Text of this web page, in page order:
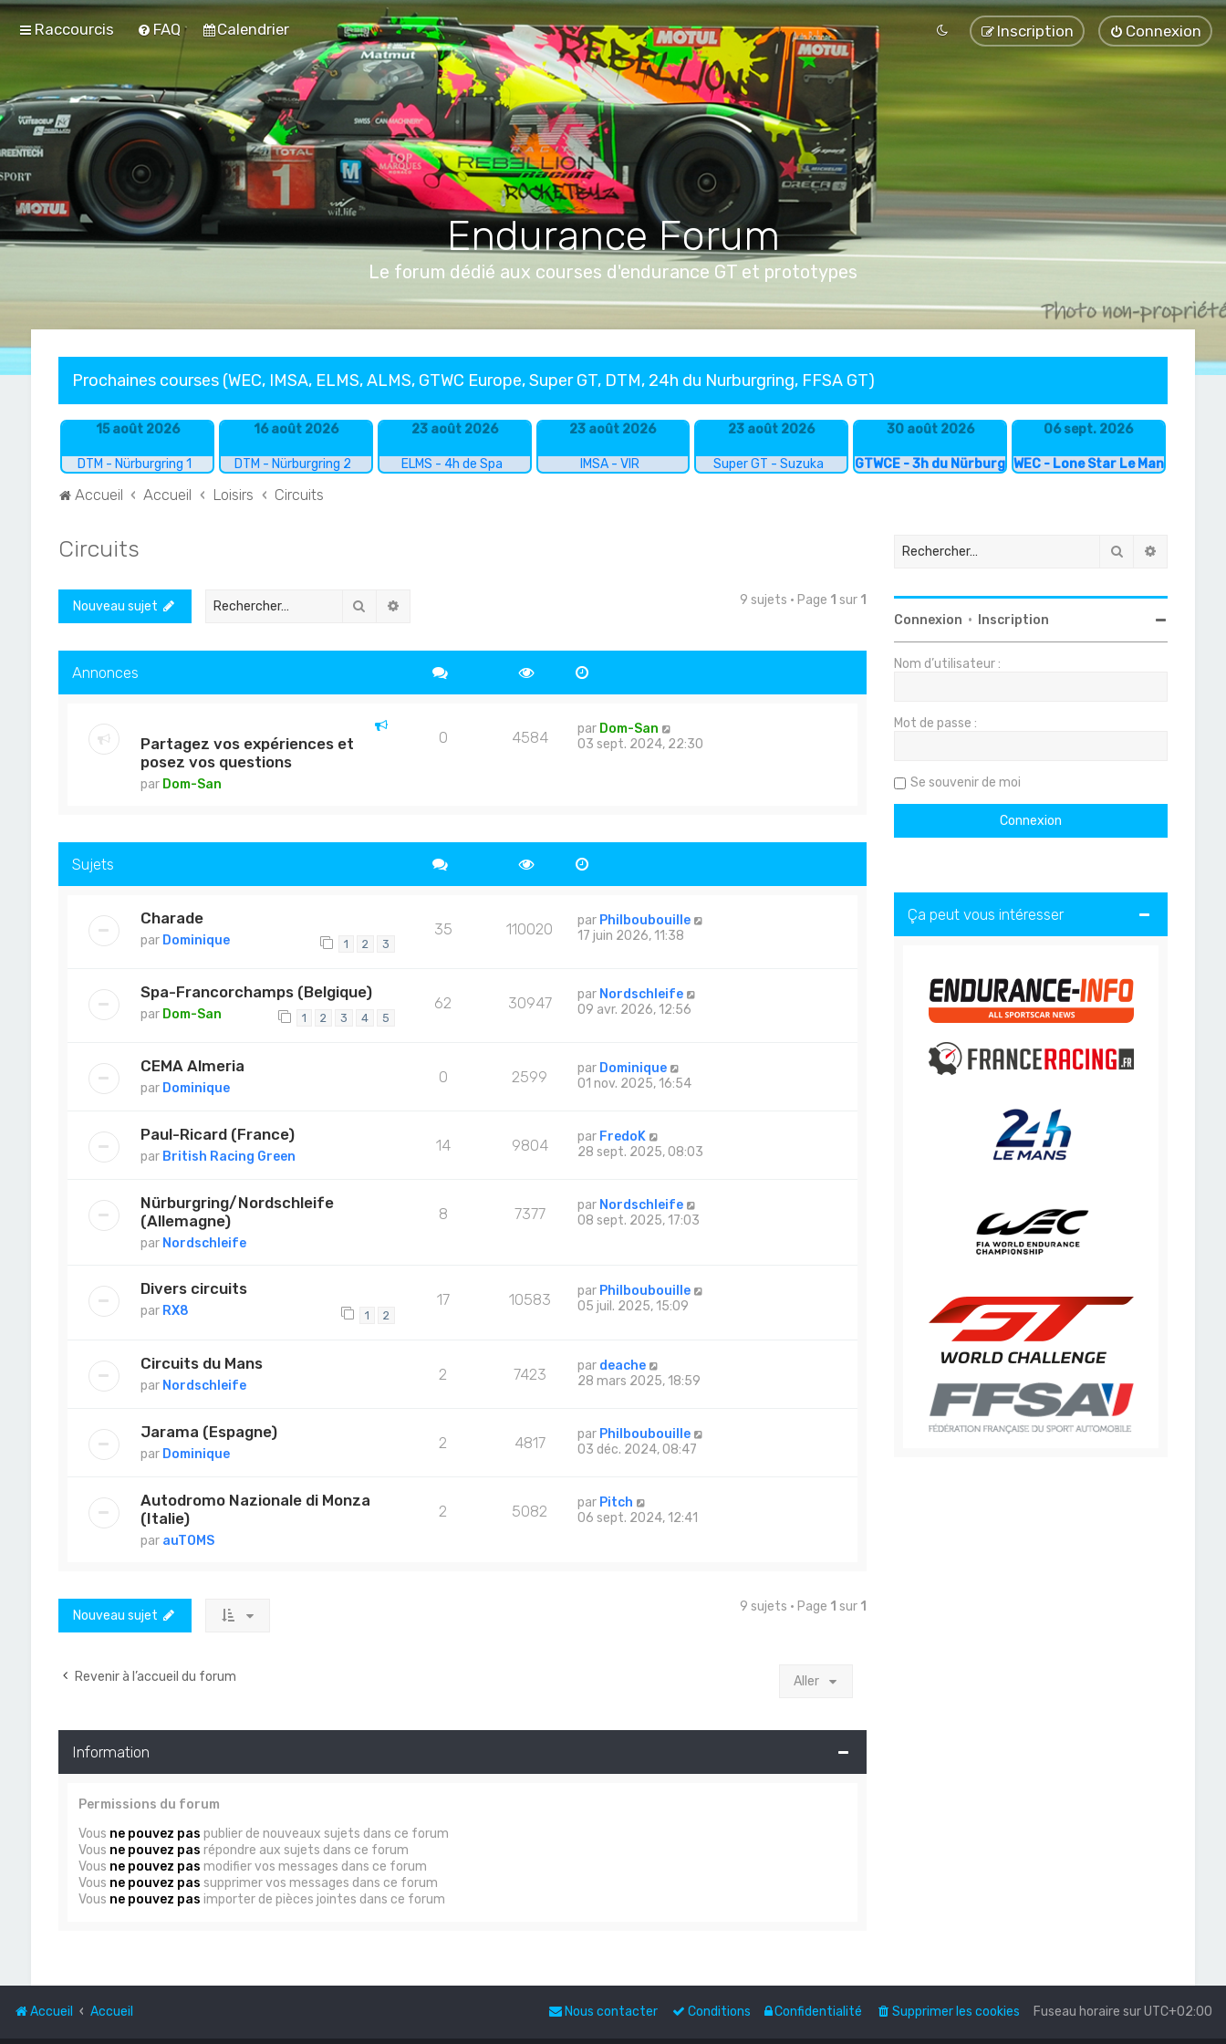
Raccourcis FAQ Calendrier Connexion
Inscription
Endurance Forum
Le forum dédié aux courses d'endurance GT et prototypes
Prochaines courses (WEC, IMSA, ELMS, ALMS, GTWC Europe, Super GT, DTM, 24h du Nurburgring, FFSA GT)
15 août 2026
DTM - Nürburgring 1
16 août 2026
DTM - Nürburgring 2
23 août 2026
ELMS - 4h de Spa
23 août 2026
IMSA - VIR
23 août 2026
Super GT - Suzuka
30 août 2026
GTWCE - 3h du Nürburgring
06 sept. 2026
WEC - Lone Star Le Mans
Accueil Accueil Loisirs Circuits
Circuits
Nouveau sujet Rechercher 9 sujets • Page 1 sur 1
Annonces
Partagez vos expériences et
posez vos questions
par Dom-San
0 4584 par Dom-San
03 sept. 2024, 22:30
Sujets
Charade
par Dominique 1 2 3
35 110020 par Philboubouille
17 juin 2026, 11:38
Spa-Francorchamps (Belgique)
par Dom-San 1 2 3 4 5
62 30947 par Nordschleife
09 avr. 2026, 12:56
CEMA Almeria
par Dominique
0 2599 par Dominique
01 nov. 2025, 16:54
Paul-Ricard (France)
par British Racing Green
14 9804 par FredoK
28 sept. 2025, 08:03
Nürburgring/Nordschleife
(Allemagne)
par Nordschleife
8 7377 par Nordschleife
08 sept. 2025, 17:03
Divers circuits
par RX8 1 2
17 10583 par Philboubouille
05 juil. 2025, 15:09
Circuits du Mans
par Nordschleife
2 7423 par deache
28 mars 2025, 18:59
Jarama (Espagne)
par Dominique
2 4817 par Philboubouille
03 déc. 2024, 08:47
Autodromo Nazionale di Monza
(Italie)
par auTOMS
2 5082 par Pitch
06 sept. 2024, 12:41
Nouveau sujet
9 sujets • Page 1 sur 1
Revenir à l’accueil du forum Aller
Information
Permissions du forum
Vous ne pouvez pas publier de nouveaux sujets dans ce forum
Vous ne pouvez pas répondre aux sujets dans ce forum
Vous ne pouvez pas modifier vos messages dans ce forum
Vous ne pouvez pas supprimer vos messages dans ce forum
Vous ne pouvez pas importer de pièces jointes dans ce forum
Rechercher
Connexion • Inscription
Nom d’utilisateur :
Mot de passe :
Se souvenir de moi
Ça peut vous intéresser
Accueil Accueil Fuseau horaire surUTC+02:00
Supprimer les cookies
Confidentialité
Conditions
Nous contacter